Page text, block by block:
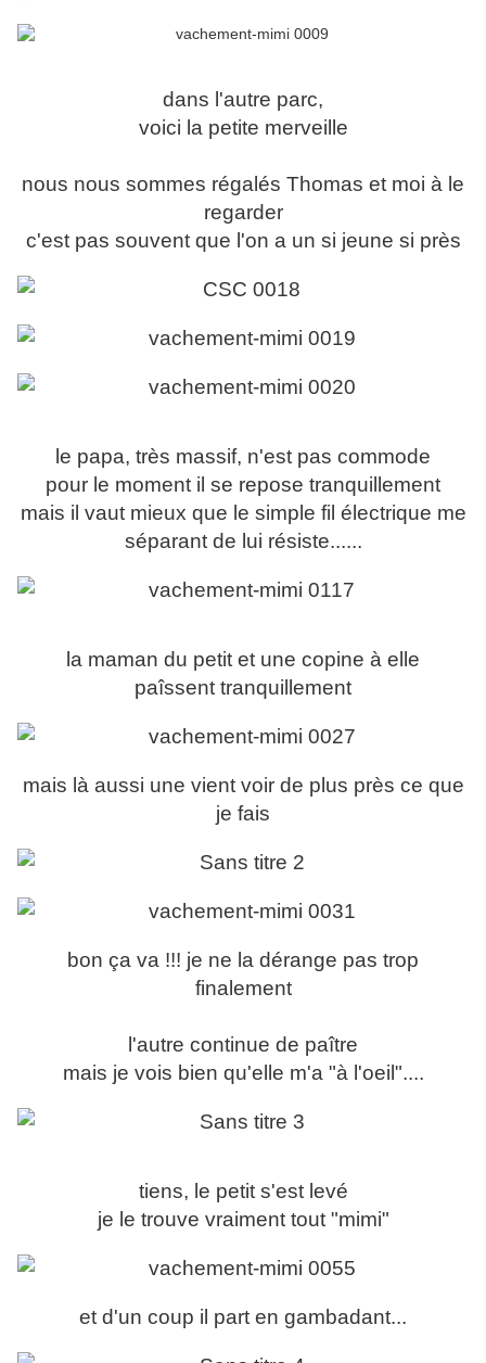
dans l'autre parc,
voici la petite merveille
nous nous sommes régalés Thomas et moi à le
regarder
c'est pas souvent que l'on a un si jeune si près
le papa, très massif, n'est pas commode
pour le moment il se repose tranquillement
mais il vaut mieux que le simple fil électrique me
séparant de lui résiste......
la maman du petit et une copine à elle
paîssent tranquillement
mais là aussi une vient voir de plus près ce que
je fais
bon ça va !!! je ne la dérange pas trop
finalement
l'autre continue de paître
mais je vois bien qu'elle m'a "à l'oeil"....
tiens, le petit s'est levé
je le trouve vraiment tout "mimi"
et d'un coup il part en gambadant...